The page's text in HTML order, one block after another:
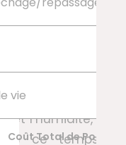
Coût Total de
vie